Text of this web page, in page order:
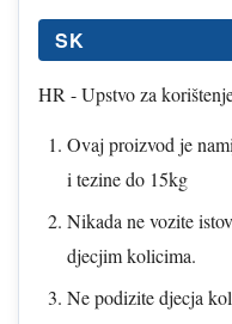
SK
HR - Upstvo za
Ovaj proizvod je
i tezine do 15kg
Nikada ne vozite
djecjim kolicima.
Ne podizite djecja